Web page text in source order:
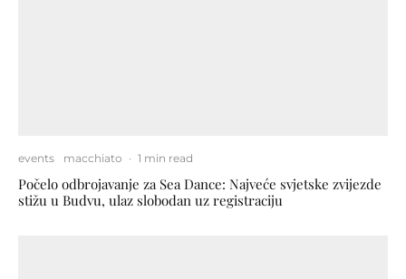
events macchiato · 1 min read
Počelo odbrojavanje za Sea Dance: Najveće svjetske zvijezde
stižu u Budvu, ulaz slobodan uz registraciju